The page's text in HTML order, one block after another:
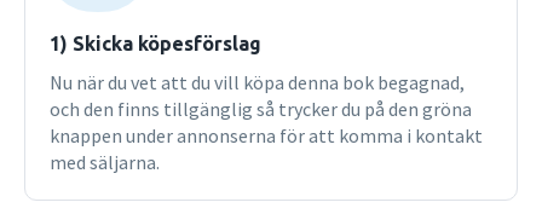
1) Skicka köpesförslag
Nu när du vet att du vill köpa denna bok begagnad,
och den finns tillgänglig så trycker du på den gröna
knappen under annonserna för att komma i kontakt
med säljarna.